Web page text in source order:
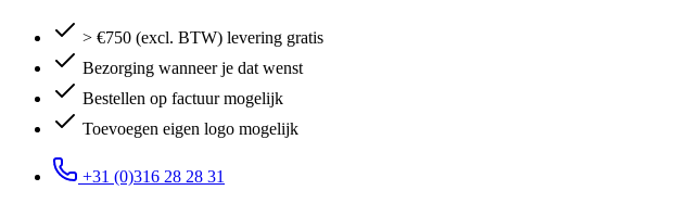
> €750 (excl. BTW) levering gratis
Bezorging wanneer je dat wenst
Bestellen op factuur mogelijk
Toevoegen eigen logo mogelijk
+31 (0)316 28 28 31